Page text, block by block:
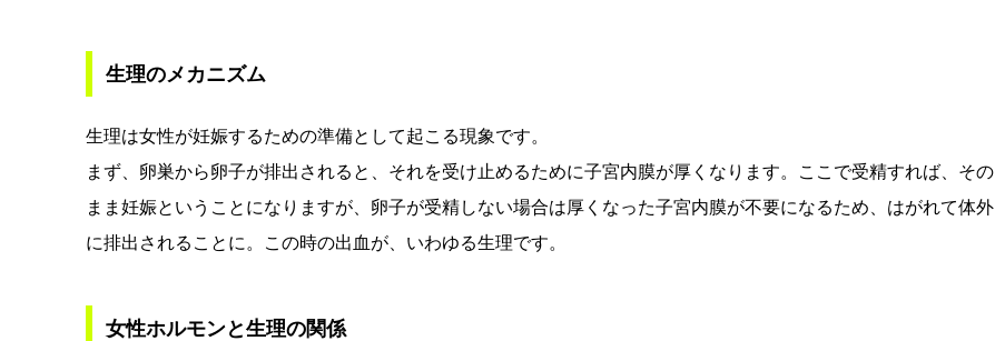
生理のメカニズム
生理は女性が妊娠するための準備として起こる現象です。
まず、卵巣から卵子が排出されると、それを受け止めるために子宮内膜が厚くなります。ここで受精すれば、その
まま妊娠ということになりますが、卵子が受精しない場合は厚くなった子宮内膜が不要になるため、はがれて体外
に排出されることに。この時の出血が、いわゆる生理です。
女性ホルモンと生理の関係